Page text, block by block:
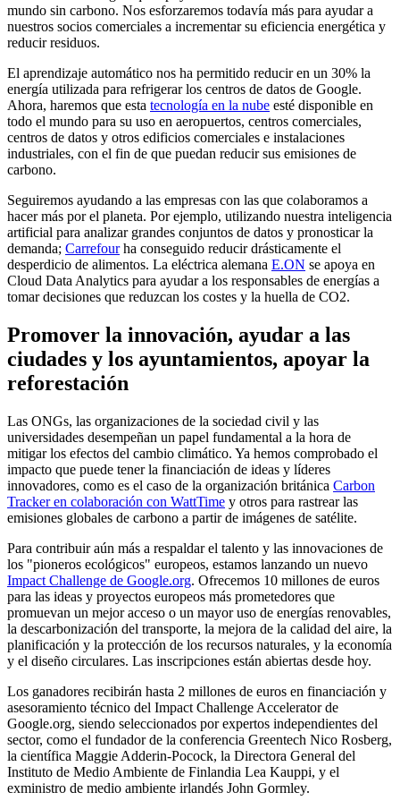
mundo sin carbono. Nos esforzaremos todavía más para ayudar a
nuestros socios comerciales a incrementar su eficiencia energética y
reducir residuos.
El aprendizaje automático nos ha permitido reducir en un 30% la
energía utilizada para refrigerar los centros de datos de Google.
Ahora, haremos que esta tecnología en la nube esté disponible en
todo el mundo para su uso en aeropuertos, centros comerciales,
centros de datos y otros edificios comerciales e instalaciones
industriales, con el fin de que puedan reducir sus emisiones de
carbono.
Seguiremos ayudando a las empresas con las que colaboramos a
hacer más por el planeta. Por ejemplo, utilizando nuestra inteligencia
artificial para analizar grandes conjuntos de datos y pronosticar la
demanda; Carrefourha conseguido reducir drásticamente el
desperdicio de alimentos. La eléctrica alemana E.ON se apoya en
Cloud Data Analytics para ayudar a los responsables de energías a
tomar decisiones que reduzcan los costes y la huella de CO2.
Promover la innovación, ayudar a las
ciudades y los ayuntamientos, apoyar la
reforestación
Las ONGs, las organizaciones de la sociedad civil y las
universidades desempeñan un papel fundamental a la hora de
mitigar los efectos del cambio climático. Ya hemos comprobado el
impacto que puede tener la financiación de ideas y líderes
innovadores, como es el caso de la organización británica Carbon
Tracker en colaboración con WattTime y otros para rastrear las
emisiones globales de carbono a partir de imágenes de satélite.
Para contribuir aún más a respaldar el talento y las innovaciones de
los "pioneros ecológicos" europeos, estamos lanzando un nuevo
Impact Challenge de Google.org. Ofrecemos 10 millones de euros
para las ideas y proyectos europeos más prometedores que
promuevan un mejor acceso o un mayor uso de energías renovables,
la descarbonización del transporte, la mejora de la calidad del aire, la
planificación y la protección de los recursos naturales, y la economía
y el diseño circulares. Las inscripciones están abiertas desde hoy.
Los ganadores recibirán hasta 2 millones de euros en financiación y
asesoramiento técnico del Impact Challenge Accelerator de
Google.org, siendo seleccionados por expertos independientes del
sector, como el fundador de la conferencia Greentech Nico Rosberg,
la científica Maggie Adderin-Pocock, la Directora General del
Instituto de Medio Ambiente de Finlandia Lea Kauppi, y el
exministro de medio ambiente irlandés John Gormley.